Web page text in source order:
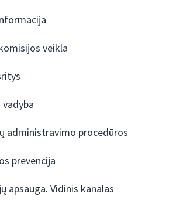
veikla
administravimo procedūros
prevencija
apsauga. Vidinis kanalas